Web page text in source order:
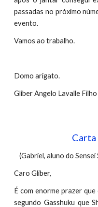
passadas no próximo
evento.
Vamos ao trabalho.
Domo arigato.
Gliber Angelo Lavalle Filho
(Gabriel, aluno do
Caro Gliber,
É com enorme prazer
segundo Gasshuku que